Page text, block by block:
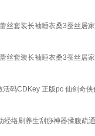
丝套装长袖睡衣桑3蚕丝居
丝套装长袖睡衣桑3蚕丝居
码CDKey 正版pc 仙剑奇侠
经络刷养生刮痧神器揉腹疏